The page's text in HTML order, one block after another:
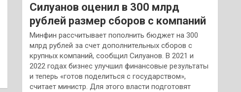
Силуанов оценил в 300 млрд
рублей размер сборов с компаний
Минфин рассчитывает пополнить бюджет на 300
млрд рублей за счет дополнительных сборов с
крупных компаний, сообщил Силуанов. В 2021 и
2022 годах бизнес улучшил финансовые результаты
и теперь «готов поделиться с государством»,
считает министр. Для этого власти подготовят